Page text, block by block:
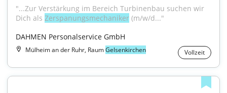
"...Zur Verstärkung im Bereich Turbinenbau suchen wir
Dich als Zerspanungsmechaniker (m/w/d..."
DAHMEN Personalservice GmbH
Mülheim an der Ruhr, RaumGelsenkirchen Vollzeit